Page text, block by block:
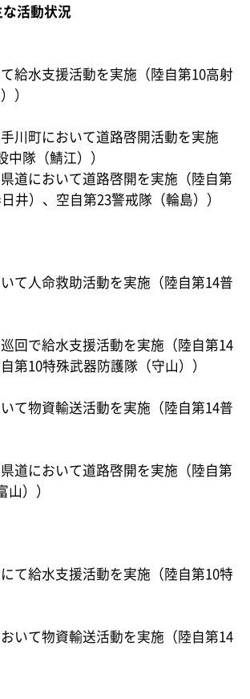
活動状況
給水支援活動を実施（陸自第10高射
）
川町において道路啓開活動を実施
中隊（鯖江））
道において道路啓開を実施（陸自第
井）、空自第23警戒隊（輪島））
て人命救助活動を実施（陸自第14普
回で給水支援活動を実施（陸自第14
第10特殊武器防護隊（守山））
て物資輸送活動を実施（陸自第14普
道において道路啓開を実施（陸自第
））
て給水支援活動を実施（陸自第10特
いて物資輸送活動を実施（陸自第14